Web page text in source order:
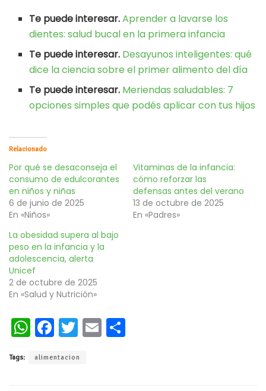
Te puede interesar.Aprender a lavarse los
dientes: salud bucal en la primera infancia
Te puede interesar. Desayunos inteligentes: qué
dice la ciencia sobre el primer alimento del día
Te puede interesar. Meriendas saludables: 7
opciones simples que podés aplicar con tus hijos
Relacionado
Por qué se desaconseja el
consumo de edulcorantes
en niños y niñas
6 de junio de 2025
En «Niños»
Vitaminas de la infancia:
cómo reforzar las
defensas antes del verano
13 de octubre de 2025
En «Padres»
La obesidad supera al bajo
peso en la infancia y la
adolescencia, alerta
Unicef
2 de octubre de 2025
En «Salud y Nutrición»
W
at
Fa
b
T
tt
E
Tags: alimentacion